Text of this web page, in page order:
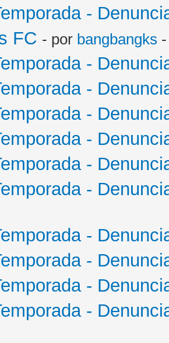
-
FC - por bangbangks
-
-
-
-
-
-
-
-
-
-